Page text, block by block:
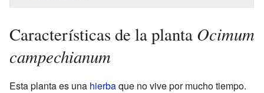
Características de la planta Ocimum
campechianum
Esta planta es una hierbaque no vive por mucho tiempo.